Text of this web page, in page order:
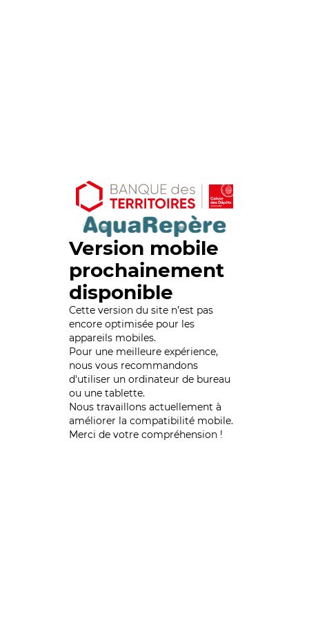
Version mobile
prochainement
disponible
Cette version du site n’est pas
encore optimisée pour les
appareils mobiles.
Pour une meilleure expérience,
nous vous recommandons
d'utiliser un ordinateur de bureau
ou une tablette.
Nous travaillons actuellement à
améliorer la compatibilité mobile.
Merci de votre compréhension !